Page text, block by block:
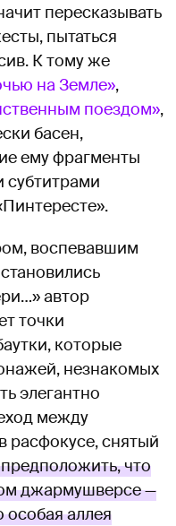
пересказывать
пытаться
К тому же
на Земле»,
поездом»,
басен,
ему фрагменты
субтитрами
воспевавшим
автор
точки
которые
незнакомых
элегантно
между
расфокусе, снятый
что
джармушверсе —
особая аллея